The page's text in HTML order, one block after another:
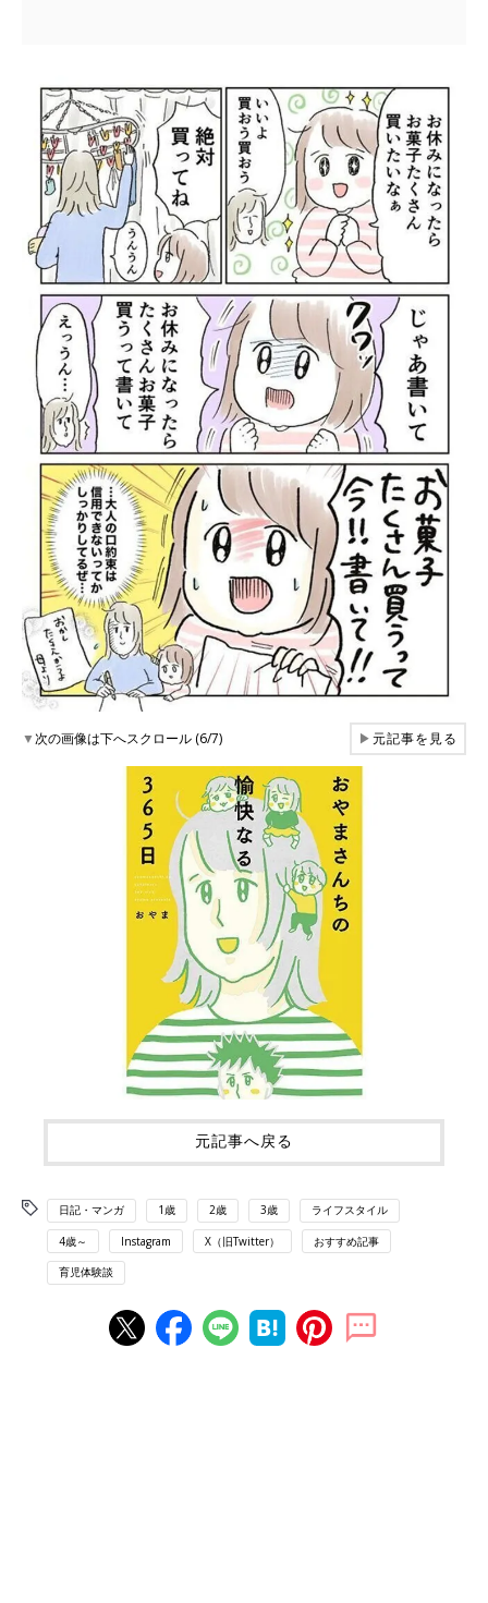
▼次の画像は下へスクロール (6/7) ▶元記事を見る
元記事へ戻る
日記・マンガ 1歳 2歳 3歳 ライフスタイル
4歳～ Instagram X（旧Twitter） おすすめ記事
育児体験談